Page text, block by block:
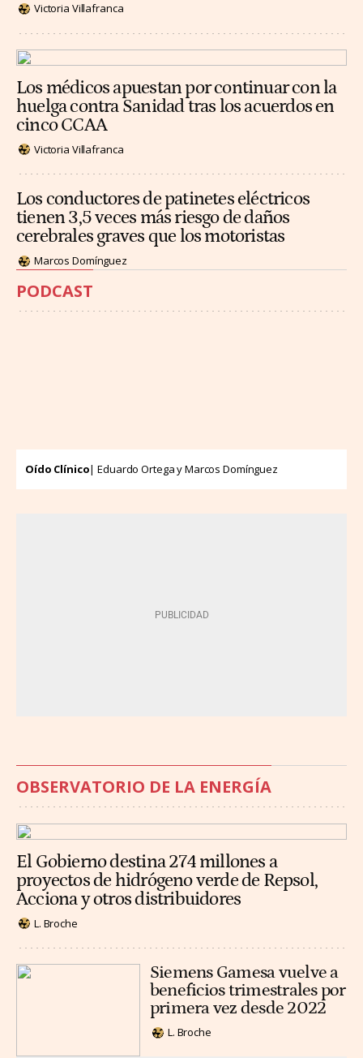
Victoria Villafranca
Los médicos apuestan por continuar con la
huelga contra Sanidad tras los acuerdos en
cinco CCAA
Victoria Villafranca
Los conductores de patinetes eléctricos
tienen 3,5 veces más riesgo de daños
cerebrales graves que los motoristas
Marcos Domínguez
PODCAST
Oído Clínico| Eduardo Ortega y Marcos Domínguez
OBSERVATORIO DE LA ENERGÍA
El Gobierno destina 274 millones a
proyectos de hidrógeno verde de Repsol,
Acciona y otros distribuidores
L. Broche
Siemens Gamesa vuelve a
beneficios trimestrales por
primera vez desde 2022
L. Broche